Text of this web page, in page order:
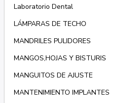
Laboratorio Dental
LÁMPARAS DE TECHO
MANDRILES PULIDORES
MANGOS,HOJAS Y BISTURIS
MANGUITOS DE AJUSTE
MANTENIMIENTO IMPLANTES